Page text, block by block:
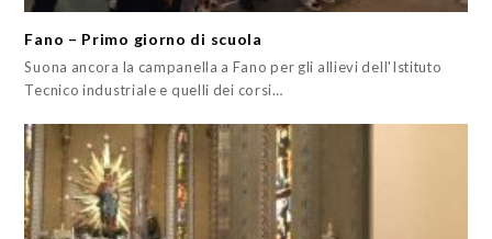
Fano – Primo giorno di scuola
Suona ancora la campanella a Fano per gli allievi dell'Istituto
Tecnico industriale e quelli dei corsi…